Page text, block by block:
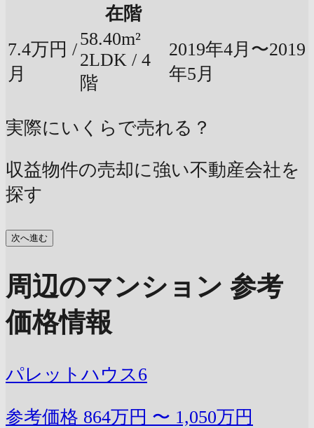
在階
7.4万円 /
月
58.40m²
2LDK / 4
階
2019年4月〜2019
年5月
実際にいくらで売れる？
収益物件の売却に強い不動産会社を
探す
次へ進む
周辺のマンション 参考
価格情報
パレットハウス6
参考価格 864万円 〜 1,050万円